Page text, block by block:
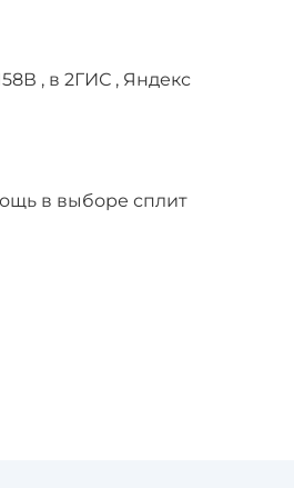
, в 2ГИС , Яндекс
в выборе сплит